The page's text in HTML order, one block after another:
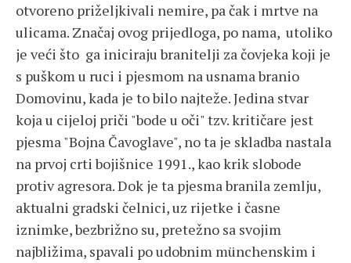
otvoreno priželjkivali nemire, pa čak i mrtve na
ulicama. Značaj ovog prijedloga, po nama, utoliko
je veći što ga iniciraju branitelji za čovjeka koji je
s puškom u ruci i pjesmom na usnama branio
Domovinu, kada je to bilo najteže. Jedina stvar
koja u cijeloj priči "bode u oči" tzv. kritičare jest
pjesma "Bojna Čavoglave", no ta je skladba nastala
na prvoj crti bojišnice 1991., kao krik slobode
protiv agresora. Dok je ta pjesma branila zemlju,
aktualni gradski čelnici, uz rijetke i časne
iznimke, bezbrižno su, pretežno sa svojim
najbližima, spavali po udobnim münchenskim i